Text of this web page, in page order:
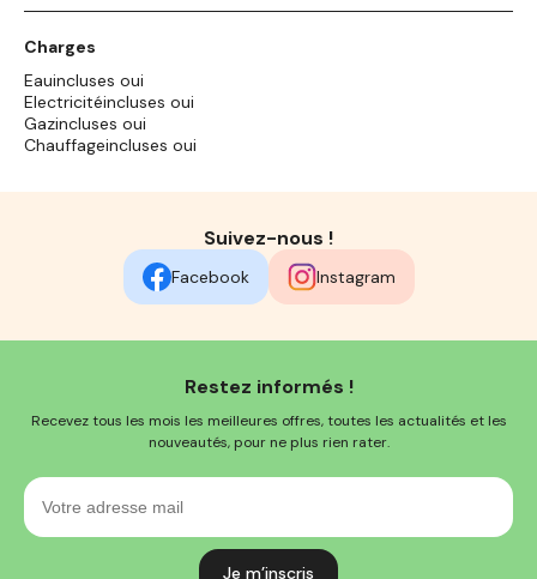
Charges
Eauincluses oui
Electricitéincluses oui
Gazincluses oui
Chauffageincluses oui
Suivez-nous !
Facebook Instagram
Restez informés !
Recevez tous les mois les meilleures offres, toutes les actualités et les
nouveautés, pour ne plus rien rater.
Votre
adresse
mail